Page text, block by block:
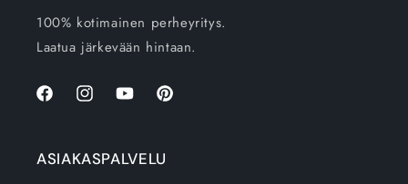
100% kotimainen perheyritys.
Laatua järkevään hintaan.
FacebookInstagramYouTubePinterest
ASIAKASPALVELU